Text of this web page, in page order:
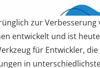
zur Verbesserung
entwickelt und ist
für Entwickler, die
in